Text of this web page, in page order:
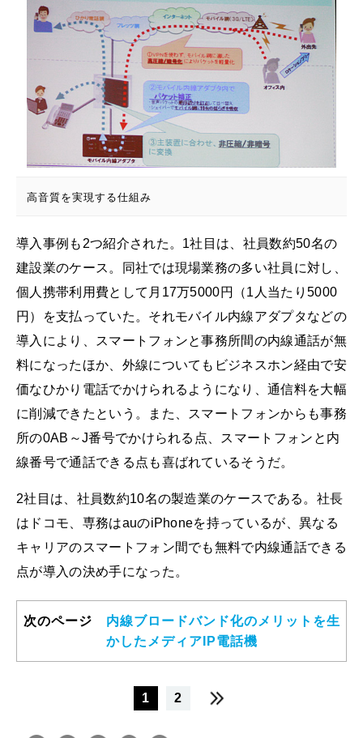
高音質を実現する仕組み
導入事例も2つ紹介された。1社目は、社員数約50名の
建設業のケース。同社では現場業務の多い社員に対し、
個人携帯利用費として月17万5000円（1人当たり5000
円）を支払っていた。それモバイル内線アダプタなどの
導入により、スマートフォンと事務所間の内線通話が無
料になったほか、外線についてもビジネスホン経由で安
価なひかり電話でかけられるようになり、通信料を大幅
に削減できたという。また、スマートフォンからも事務
所の0AB～J番号でかけられる点、スマートフォンと内
線番号で通話できる点も喜ばれているそうだ。
2社目は、社員数約10名の製造業のケースである。社長
はドコモ、専務はauのiPhoneを持っているが、異なる
キャリアのスマートフォン間でも無料で内線通話できる
点が導入の決め手になった。
次のページ 内線ブロードバンド化のメリットを生
かしたメディアIP電話機
1 2